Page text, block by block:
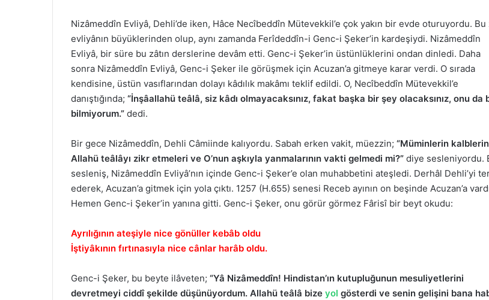
Nizâmeddîn Evliyâ, Dehli’de iken, Hâce Necîbeddîn Mütevekkil’e çok yakın bir evde oturuyordu. Bu
evliyânın büyüklerinden olup, aynı zamanda Ferîdeddîn-i Genc-i Şeker’in kardeşiydi. Nizâmeddîn
Evliyâ, bir süre bu zâtın derslerine devâm etti. Genc-i Şeker’in üstünlüklerini ondan dinledi. Daha
sonra Nizâmeddîn Evliyâ, Genc-i Şeker ile görüşmek için Acuzan’a gitmeye karar verdi. O sırada
kendisine, üstün vasıflarından dolayı kâdılık makâmı teklif edildi. O, Necîbeddîn Mütevekkil’e
danıştığında; “İnşâallahü teâlâ, siz kâdı olmayacaksınız, fakat başka bir şey olacaksınız, onu da
bilmiyorum.” dedi.
Bir gece Nizâmeddîn, Dehli Câmiinde kalıyordu. Sabah erken vakit, müezzin; “Müminlerin
Allahü teâlâyı zikr etmeleri ve O’nun aşkıyla yanmalarının vakti gelmedi mi?” diye sesleniyordu.
sesleniş, Nizâmeddîn Evliyâ’nın içinde Genc-i Şeker’e olan muhabbetini ateşledi. Derhâl Dehli’yi
ederek, Acuzan’a gitmek için yola çıktı. 1257 (H.655) senesi Receb ayının on beşinde Acuzan’a
Hemen Genc-i Şeker’in yanına gitti. Genc-i Şeker, onu görür görmez Fârisî bir beyt okudu:
Ayrılığının ateşiyle nice gönüller kebâb oldu
İştiyâkının fırtınasıyla nice cânlar harâb oldu.
Genc-i Şeker, bu beyte ilâveten; “Yâ Nizâmeddîn! Hindistan’ın kutupluğunun mesuliyetlerini
devretmeyi ciddî şekilde düşünüyordum. Allahü teâlâ bize yol gösterdi ve senin gelişini bana